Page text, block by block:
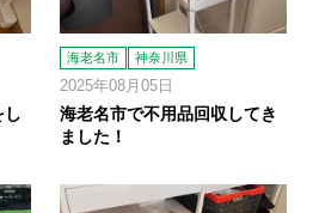
し
海老名市 神奈川県
2025年08月05日
海老名市で不用品回収してき
ました！